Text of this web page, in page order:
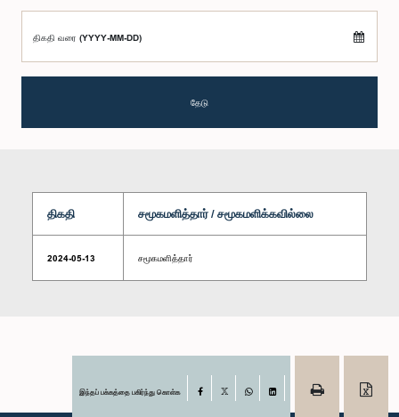
திகதி வரை (YYYY-MM-DD)
தேடு
திகதி சமூகமளித்தார் / சமூகமளிக்கவில்லை
2024-05-13 சமூகமளித்தார்
இந்தப் பக்கத்தை பகிர்ந்து கொள்க Facebook